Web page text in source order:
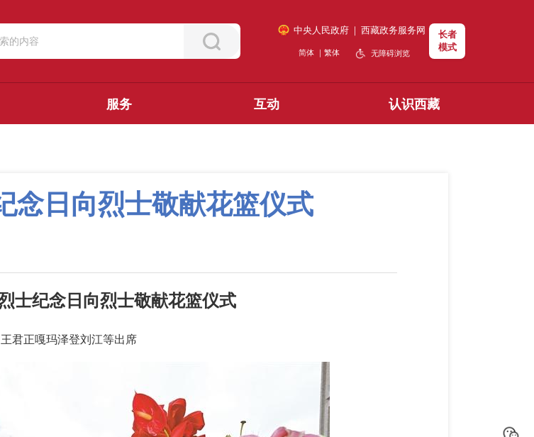
中央人民政府 ｜ 西藏政务服务网
简体｜ 繁体 无障碍浏览
长者
模式
服务 互动 认识西藏
念日向烈士敬献花篮仪式
士纪念日向烈士敬献花篮仪式
王君正嘎玛泽登刘江等出席